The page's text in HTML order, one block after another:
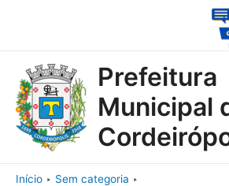
Prefeitura
Municipal
Início
Sem categoria